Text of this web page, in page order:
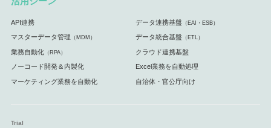
API連携 データ連携基盤 （EAI・ESB）
マスターデータ管理 （MDM） データ統合基盤 （ETL）
業務自動化（RPA） クラウド連携基盤
ノーコード開発＆内製化 Excel業務を自動処理
マーケティング業務を自動化 自治体・官公庁向け